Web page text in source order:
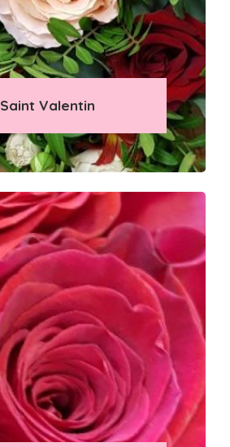
Saint Valentin